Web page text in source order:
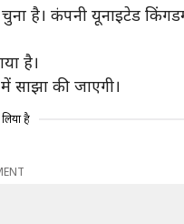
है। कंपनी यूनाइटेड
है।
साझा की जाएगी।
है